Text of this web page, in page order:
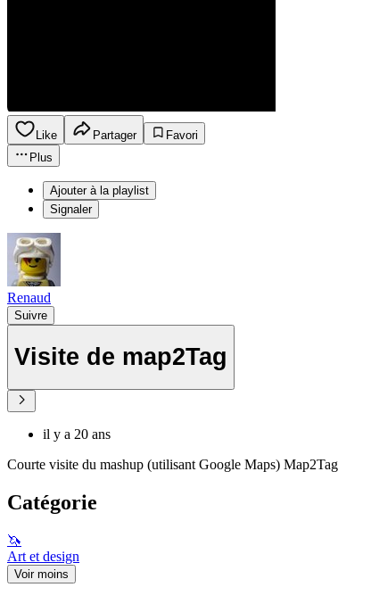
Like Partager
Favori
Plus
Ajouter à la playlist
Signaler
Renaud
Suivre
Visite de map2Tag
il y a 20 ans
Courte visite du mashup (utilisant Google Maps) Map2Tag
Catégorie
🦄
Art et design
Voir moins